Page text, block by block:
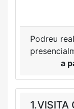
Podreu
a
1.VISITA